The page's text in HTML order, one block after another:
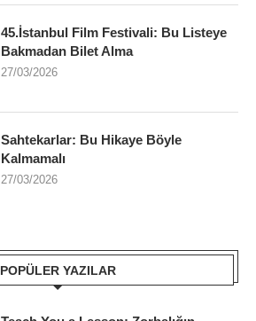
45.İstanbul Film Festivali: Bu Listeye
Bakmadan Bilet Alma
27/03/2026
Sahtekarlar: Bu Hikaye Böyle
Kalmamalı
27/03/2026
POPÜLER YAZILAR